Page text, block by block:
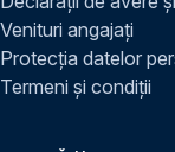
Venituri angajați
Protecția datelor
Termeni și condiții